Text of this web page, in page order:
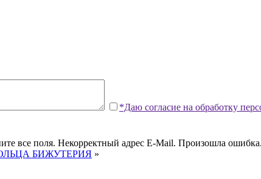
*Даю согласие на обработку
все поля. Некорректный адрес E-Mail. Произошла
БИЖУТЕРИЯ »